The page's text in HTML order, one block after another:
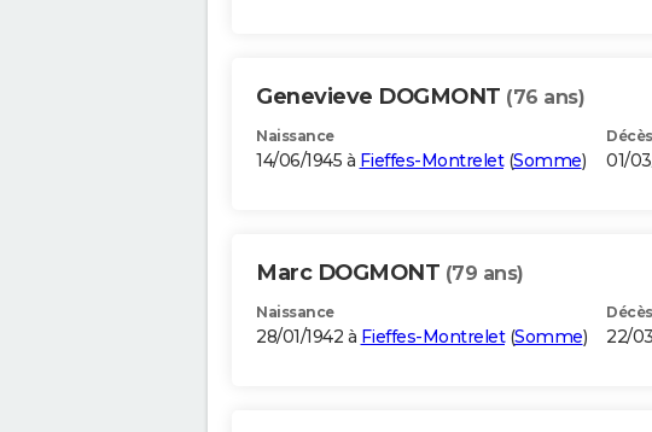
Genevieve DOGMONT (76 ans)
Naissance
14/06/1945 à Fieffes-Montrelet(Somme)
Décès
01/
Marc DOGMONT (79 ans)
Naissance
28/01/1942 à Fieffes-Montrelet(Somme)
Décès
22/